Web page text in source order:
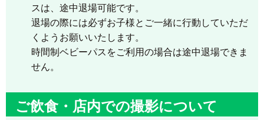
スは、途中退場可能です。
退場の際には必ずお子様とご一緒に行動していただ
くようお願いいたします。
時間制ベビーパスをご利用の場合は途中退場できま
せん。
ご飲食・店内での撮影について